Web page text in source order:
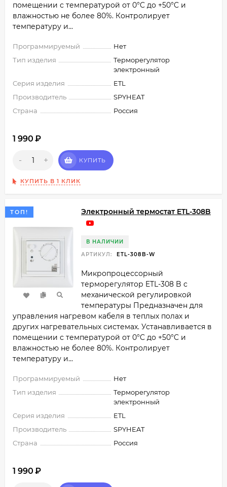
помещении с температурой от 0°C до +50°C и
влажностью не более 80%. Контролирует
температуру и...
Программируемый
Нет
Тип изделия
Терморегулятор
электронный
Серия изделия
ETL
Производитель
SPYHEAT
Страна
Россия
1 990 ₽
- + КУПИТЬ
КУПИТЬ В 1 КЛИК
ТОП! Электронный термостат ETL-308B
В НАЛИЧИИ
АРТИКУЛ:
ETL-308B-W
Микропроцессорный
терморегулятор ETL-308 B с
механической регулировкой
температуры Предназначен для
управления нагревом кабеля в теплых полах и
других нагревательных системах. Устанавливается в
помещении с температурой от 0°C​ до +50°C​ и
влажностью не более 80%. Контролирует
температуру и...
Программируемый
Нет
Тип изделия
Терморегулятор
электронный
Серия изделия
ETL
Производитель
SPYHEAT
Страна
Россия
1 990 ₽